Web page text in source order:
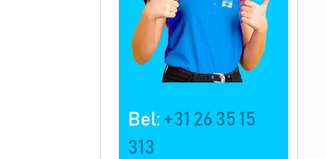
Bel: +31 26 35 15
313